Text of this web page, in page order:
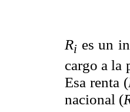
Ri es un
cargo a la
Esa renta (
nacional (